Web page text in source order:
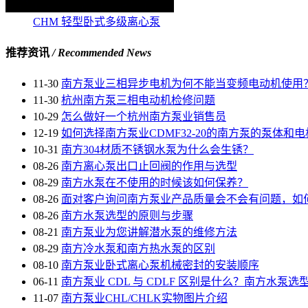
CHM 轻型卧式多级离心泵
推荐资讯/ Recommended News
11-30 南方泵业三相异步电机为何不能当变频电动机使用？
11-30 杭州南方泵三相电动机检修问题
10-29 怎么做好一个杭州南方泵业销售员
12-19 如何选择南方泵业CDMF32-20的南方泵的泵体和电
10-31 南方304材质不锈钢水泵为什么会生锈？
08-26 南方离心泵出口止回阀的作用与选型
08-29 南方水泵在不使用的时候该如何保养？
08-26 面对客户询问南方泵业产品质量会不会有问题，
08-26 南方水泵选型的原则与步骤
08-21 南方泵业为您讲解潜水泵的维修方法
08-29 南方冷水泵和南方热水泵的区别
08-10 南方泵业卧式离心泵机械密封的安装顺序
06-11 南方泵业 CDL 与 CDLF 区别是什么？南方水泵选
11-07 南方泵业CHL/CHLK实物图片介绍